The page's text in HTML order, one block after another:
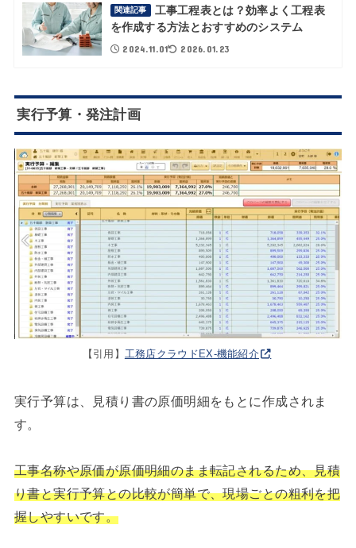
関連記事
工事工程表とは？効率よく工程表
を作成する方法とおすすめのシステム
2024.11.01 2026.01.23
実行予算・発注計画
【引用】 工務店クラウドEX-機能紹介
実行予算は、見積り書の原価明細をもとに作成されま
す。
工事名称や原価が原価明細のまま転記されるため、見積
り書と実行予算との比較が簡単で、現場ごとの粗利を把
握しやすいです。